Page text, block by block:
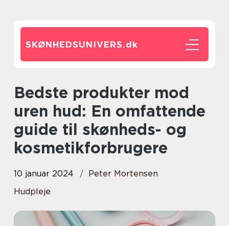
SKØNHEDSUNIVERS.dk
Bedste produkter mod
uren hud: En omfattende
guide til skønheds- og
kosmetikforbrugere
10 januar 2024
Peter Mortensen
Hudpleje